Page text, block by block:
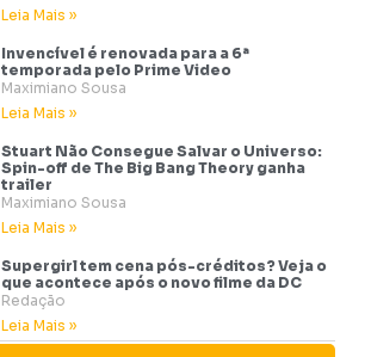
Leia Mais »
Invencível é renovada para a 6ª
temporada pelo Prime Video
Maximiano Sousa
Leia Mais »
Stuart Não Consegue Salvar o Universo:
Spin-off de The Big Bang Theory ganha
trailer
Maximiano Sousa
Leia Mais »
Supergirl tem cena pós-créditos? Veja o
que acontece após o novo filme da DC
Redação
Leia Mais »